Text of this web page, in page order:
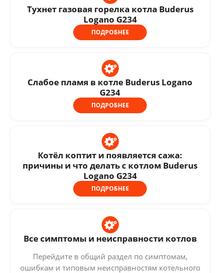
Тухнет газовая горелка котла Buderus
Logano G234
ПОДРОБНЕЕ
Слабое пламя в котле Buderus Logano
G234
ПОДРОБНЕЕ
Котёл коптит и появляется сажа:
причины и что делать с котлом Buderus
Logano G234
ПОДРОБНЕЕ
Все симптомы и неисправности котлов
Перейдите в общий раздел по симптомам,
ошибкам и типовым неисправностям котельного